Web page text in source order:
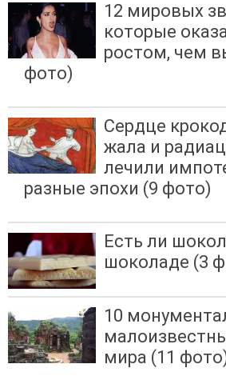
12 мировых
которые
ростом, чем
фото)
Сердце
жала и
лечили
разные эпохи (9 фото)
Есть ли
шоколаде (3
10
мира (11